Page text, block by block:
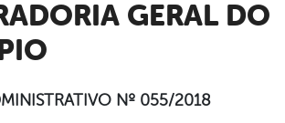
GERAL DO
Nº 055/2018